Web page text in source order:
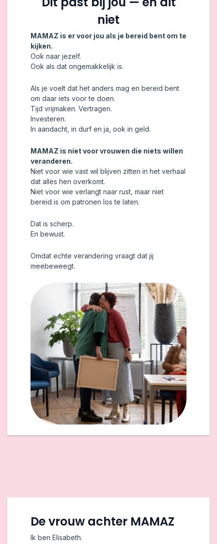
niet
MAMAZ is er voor jou als je bereid bent om te
kijken.
Ook naar jezelf.
Ook als dat ongemakkelijk is.
Als je voelt dat het anders mag en bereid bent
om daar iets voor te doen.
Tijd vrijmaken. Vertragen.
Investeren.
In aandacht, in durf en ja, ook in geld.
MAMAZ is níet voor vrouwen die niets willen
veranderen.
Niet voor wie vast wil blijven zitten in het verhaal
dat alles hen overkomt.
Niet voor wie verlangt naar rust, maar niet
bereid is om patronen los te laten.
Dat is scherp.
En bewust.
Omdat echte verandering vraagt dat jij
meebeweegt.
De vrouw achter MAMAZ
Ik ben Elisabeth.